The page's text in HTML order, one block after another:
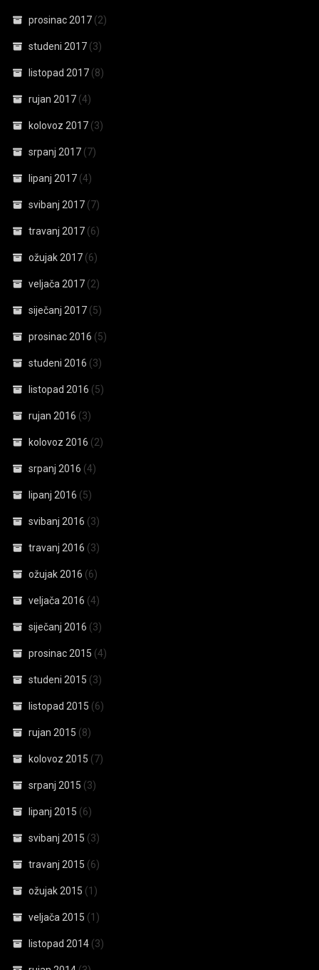
prosinac 2017 (2)
studeni 2017 (3)
listopad 2017 (8)
rujan 2017 (4)
kolovoz 2017 (3)
srpanj 2017 (7)
lipanj 2017 (4)
svibanj 2017 (7)
travanj 2017 (6)
ožujak 2017 (6)
veljača 2017 (2)
siječanj 2017 (5)
prosinac 2016 (5)
studeni 2016 (3)
listopad 2016 (5)
rujan 2016 (3)
kolovoz 2016 (2)
srpanj 2016 (4)
lipanj 2016 (5)
svibanj 2016 (3)
travanj 2016 (3)
ožujak 2016 (6)
veljača 2016 (4)
siječanj 2016 (3)
prosinac 2015 (4)
studeni 2015 (3)
listopad 2015 (6)
rujan 2015 (8)
kolovoz 2015 (7)
srpanj 2015 (3)
lipanj 2015 (6)
svibanj 2015 (3)
travanj 2015 (6)
ožujak 2015 (1)
veljača 2015 (1)
listopad 2014 (3)